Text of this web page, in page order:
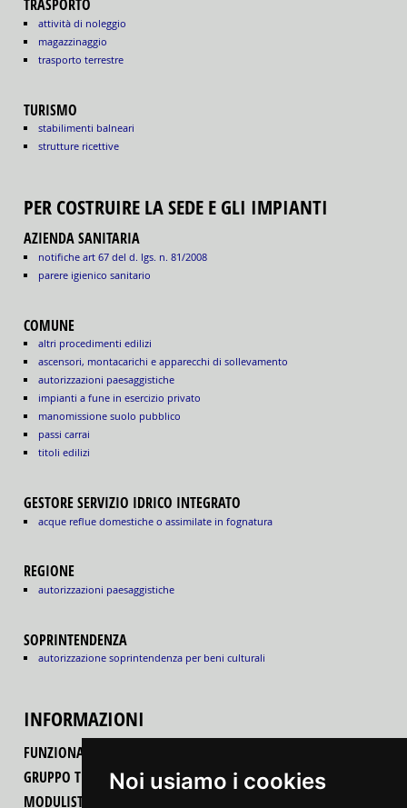
Noi usiamo i cookies
TRASPORTO
attività di noleggio
magazzinaggio
trasporto terrestre
TURISMO
stabilimenti balneari
strutture ricettive
PER COSTRUIRE LA SEDE E GLI IMPIANTI
AZIENDA SANITARIA
notifiche art 67 del d. lgs. n. 81/2008
parere igienico sanitario
COMUNE
altri procedimenti edilizi
ascensori, montacarichi e apparecchi di sollevamento
autorizzazioni paesaggistiche
impianti a fune in esercizio privato
manomissione suolo pubblico
passi carrai
titoli edilizi
GESTORE SERVIZIO IDRICO INTEGRATO
acque reflue domestiche o assimilate in fognatura
REGIONE
autorizzazioni paesaggistiche
SOPRINTENDENZA
autorizzazione soprintendenza per beni culturali
INFORMAZIONI
FUNZIONALITÀ DEL PORTALE
GRUPPO TECNICO REGIONALE
MODULISTICA